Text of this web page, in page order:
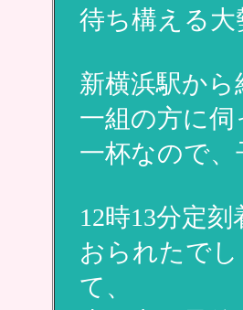
待ち構える
新横浜駅か
一組の方に
一杯なので
12時13分定
おられたで
て、